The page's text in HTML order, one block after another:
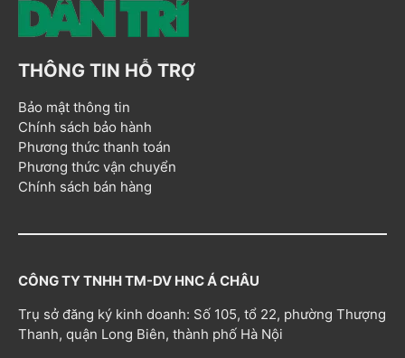
THÔNG TIN HỖ TRỢ
Bảo mật thông tin
Chính sách bảo hành
Phương thức thanh toán
Phương thức vận chuyển
Chính sách bán hàng
CÔNG TY TNHH TM-DV HNC Á CHÂU
Trụ sở đăng ký kinh doanh: Số 105, tổ 22, phường Thượng
Thanh, quận Long Biên, thành phố Hà Nội